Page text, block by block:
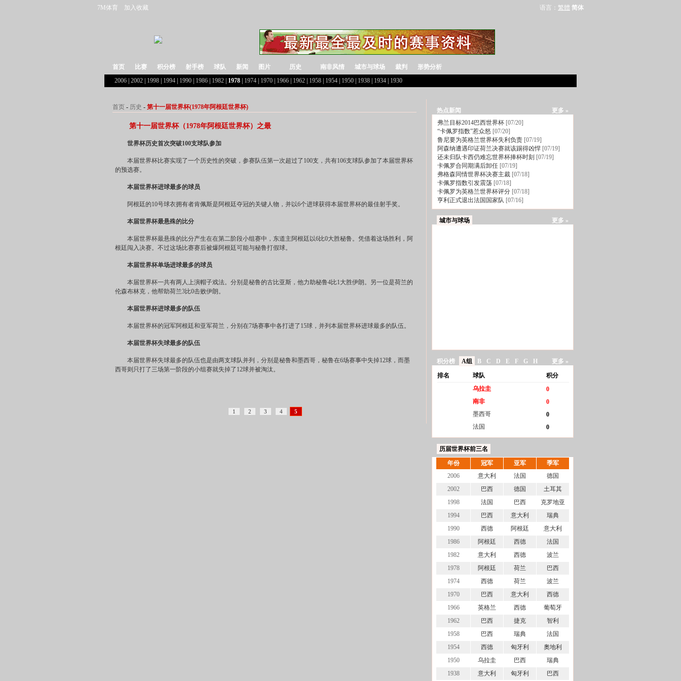
7M体育 加入收藏 语言： 繁體 简体
首页 比赛 积分榜 射手榜 球队 新闻 图片 历史 南非风情 城市与球场 裁判
形势分析
2006 2002 1998 1994 1990 1986 1982 1978 1974 1970 1966 1962 1958 1954 1950 1938 1934 1930
首页- 历史 - 第十一届世界杯(1978年阿根廷世界杯)
第十一届世界杯（1978年阿根廷世界杯）之最
世界杯历史首次突破100支球队参加
本届世界杯比赛实现了一个历史性的突破，参赛队伍第一次超过了100支，共有106支球队参加了本届世界杯
的预选赛。
本届世界杯进球最多的球员
阿根廷的10号球衣拥有者肯佩斯是阿根廷夺冠的关键人物，并以6个进球获得本届世界杯的最佳射手奖。
本届世界杯最悬殊的比分
本届世界杯最悬殊的比分产生在在第二阶段小组赛中，东道主阿根廷以6比0大胜秘鲁。凭借着这场胜利，阿
根廷闯入决赛。不过这场比赛赛后被爆阿根廷可能与秘鲁打假球。
本届世界杯单场进球最多的球员
本届世界杯一共有两人上演帽子戏法。分别是秘鲁的古比亚斯，他力助秘鲁4比1大胜伊朗。另一位是荷兰的
伦森布林克，他帮助荷兰3比0击败伊朗。
本届世界杯进球最多的队伍
本届世界杯的冠军阿根廷和亚军荷兰，分别在7场赛事中各打进了15球，并列本届世界杯进球最多的队伍。
本届世界杯失球最多的队伍
本届世界杯失球最多的队伍也是由两支球队并列，分别是秘鲁和墨西哥，秘鲁在6场赛事中失掉12球，而墨
西哥则只打了三场第一阶段的小组赛就失掉了12球并被淘汰。
1 2 3 4 5
热点新闻
更多 »
弗兰目标2014巴西世界杯 [07/20]
“卡佩罗指数”惹众怒 [07/20]
鲁尼要为英格兰世界杯失利负责 [07/19]
阿森纳遭遇印证荷兰决赛就该踢得凶悍 [07/19]
还未归队卡西仍难忘世界杯捧杯时刻 [07/19]
卡佩罗合同期满后卸任 [07/19]
弗格森同情世界杯决赛主裁 [07/18]
卡佩罗指数引发震荡 [07/18]
卡佩罗为英格兰世界杯评分 [07/18]
亨利正式退出法国国家队 [07/16]
城市与球场 更多 »
积分榜 A组 B C D E F G H
更多 »
排名
球队
积分
乌拉圭
0
南非
0
墨西哥
0
法国
0
历届世界杯前三名
年份
冠军 亚军
季军
2006
意大利 法国
德国
2002
巴西 德国
土耳其
1998
法国 巴西
克罗地亚
1994
巴西 意大利
瑞典
1990
西德 阿根廷
意大利
1986
阿根廷 西德
法国
1982
意大利 西德
波兰
1978
阿根廷 荷兰
巴西
1974
西德 荷兰
波兰
1970
巴西 意大利
西德
1966
英格兰 西德
葡萄牙
1962
巴西 捷克
智利
1958
巴西 瑞典
法国
1954
西德 匈牙利
奧地利
1950
乌拉圭 巴西
瑞典
1938
意大利 匈牙利 巴西